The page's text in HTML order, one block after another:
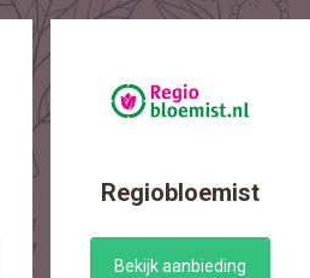
Regiobloemist
Bekijk aanbieding